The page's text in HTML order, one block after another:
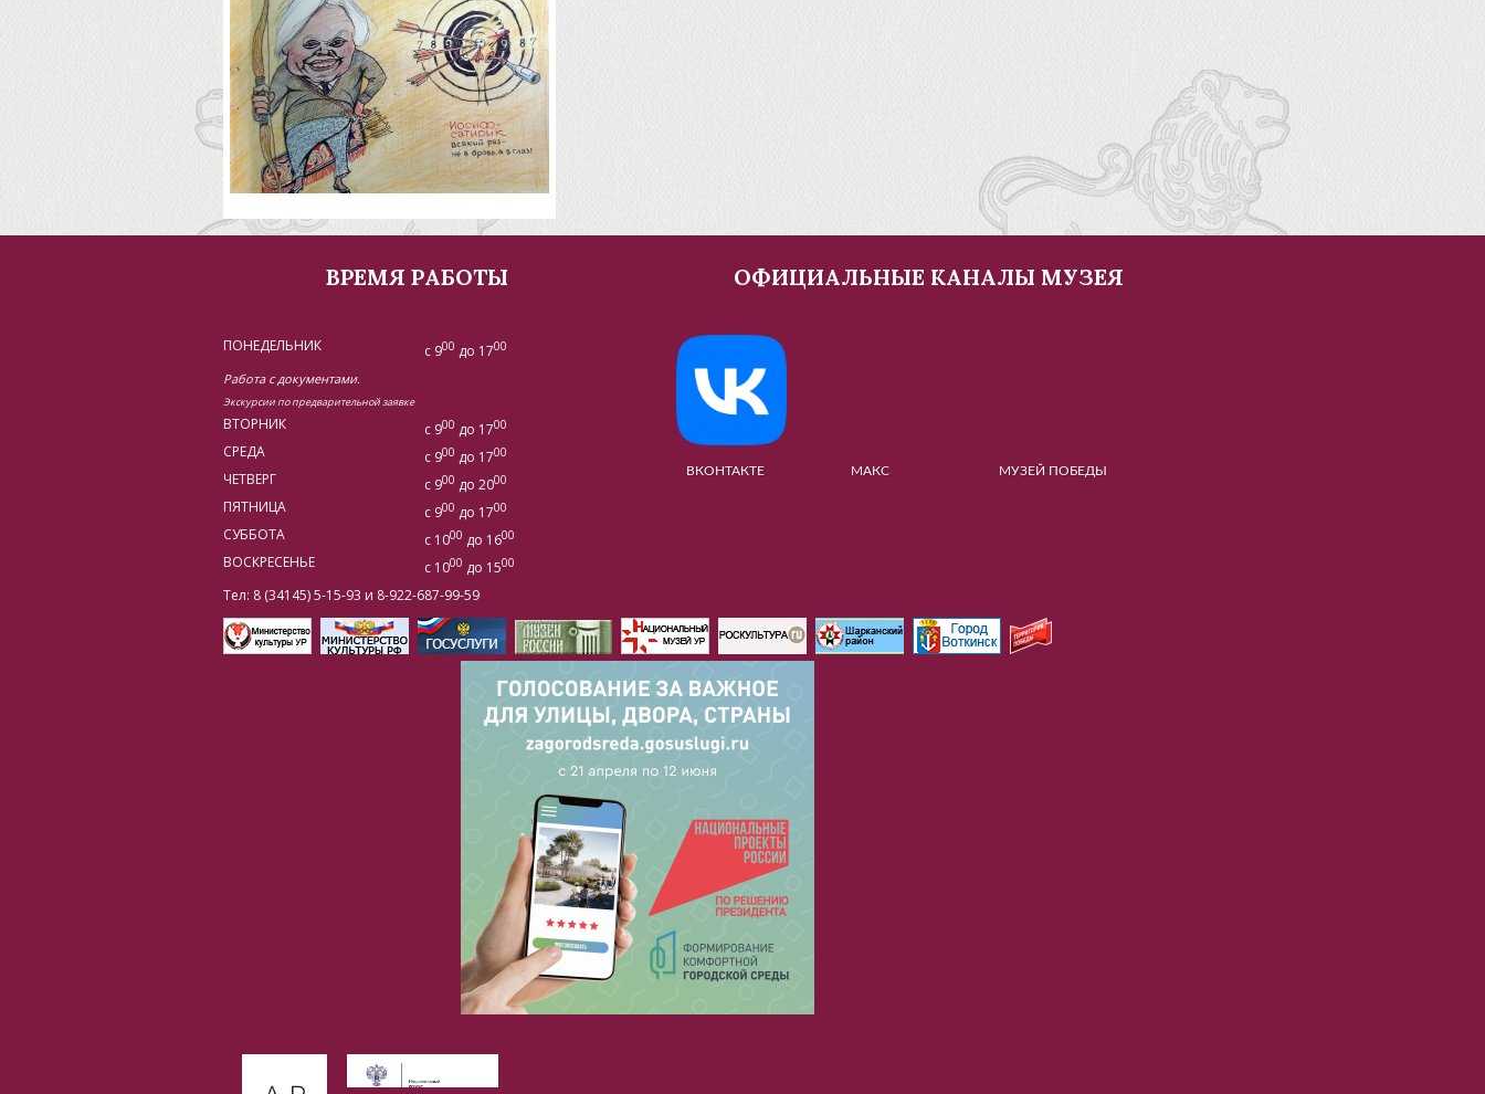
ВРЕМЯ РАБОТЫ
ПОНЕДЕЛЬНИК с 900 до 1700
Работа с документами.
Экскурсии по предварительной заявке
ВТОРНИК с 900 до 1700
СРЕДА с 900 до 1700
ЧЕТВЕРГ с 900 до 2000
ПЯТНИЦА с 900 до 1700
СУББОТА с 1000 до 1600
ВОСКРЕСЕНЬЕ с 1000 до 1500
Тел: 8 (34145) 5-15-93 и 8-922-687-99-59
ОФИЦИАЛЬНЫЕ КАНАЛЫ МУЗЕЯ
ВКОНТАКТЕ МАКС МУЗЕЙ ПОБЕДЫ